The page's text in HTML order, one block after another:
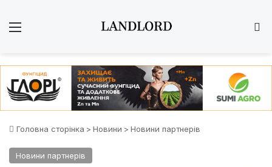
Головна сторінка > Новини > Новини партнерів
Новини партнерів